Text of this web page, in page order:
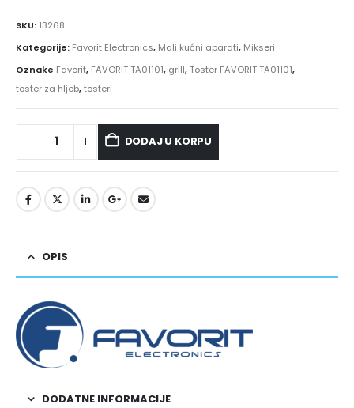
SKU: 13268
Kategorije: Favorit Electronics, Mali kućni aparati, Mikseri
Oznake Favorit, FAVORIT TA01101, grill,Toster FAVORIT TA01101,
toster za hljeb,tosteri
DODAJ U KORPU
OPIS
DODATNE INFORMACIJE